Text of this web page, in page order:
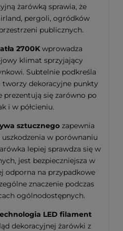
żarówką sprawia, że
pergoli, ogródków
publicznych.
2700K wprowadza
klimat sprzyjający
Subtelnie podkreśla
tworzy dekoracyjne punkty
prezentują się zarówno po
i w półcieniu.
sztucznegozapewnia
w porównaniu
lepiej sprawdza się w
jest bezpieczniejsza w
odporna na przypadkowe
znaczenie podczas
ogólnodostępnych.
LED filament
dekoracyjnej żarówki z